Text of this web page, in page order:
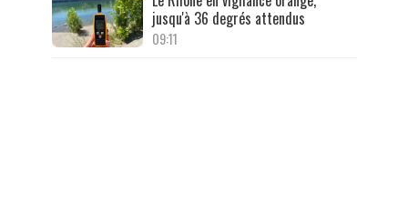
jusqu'à 36 degrés attendus
09:11